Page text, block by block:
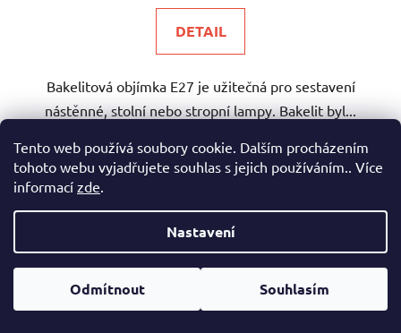
Tento web používá soubory cookie. Dalším procházením
tohoto webu vyjadřujete souhlas s jejich používáním.. Více
informací zde.
Nastavení
Odmítnout Souhlasím
5,0
z
hvězdiček.
DETAIL
Bakelitová objímka E27 je užitečná pro sestavení
nástěnné, stolní nebo stropní lampy. Bakelit byl...
Bílá Černá Zlatá